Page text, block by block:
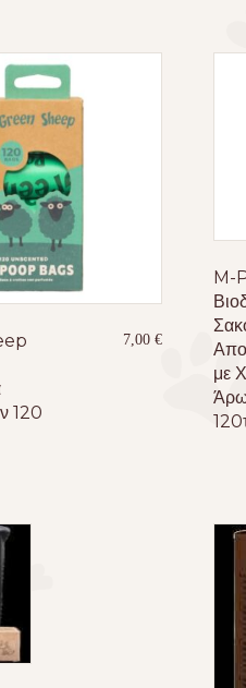
120
7,00€
M-
με